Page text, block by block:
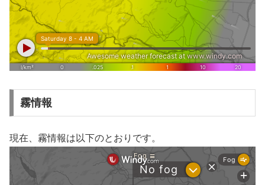
霧情報
現在、霧情報は以下のとおりです。